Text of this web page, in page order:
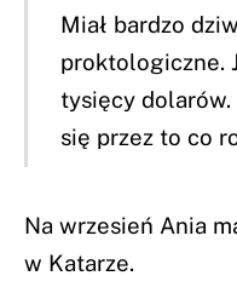
Miał bardzo
proktologiczne.
tysięcy
się przez to co
Na wrzesień Ania
w Katarze.